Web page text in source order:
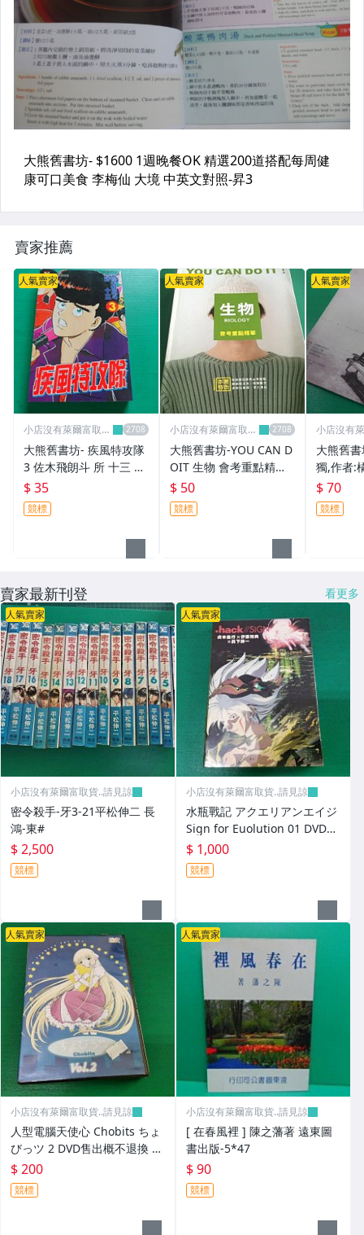
賣家推薦
人氣賣家
小店沒有萊爾富取
大熊舊書坊- 疾風特攻隊
3 佐木飛朗斗 所 十三 東
立 無章釘 -品10
$ 35
競標
人氣賣家
小店沒有萊爾富取
大熊舊書坊-YOU CAN D
OIT 生物 會考重點精華-
101*1
$ 50
競標
人氣賣家
小店沒有
大熊舊
獨,作者:
天
3 -東17
$ 70
競標
賣家最新刊登 看更多
人氣賣家
小店沒有萊爾富取貨..請見諒
密令殺手-牙3-21平松伸二 長
鴻-東#
$ 2,500
競標
人氣賣家
小店沒有萊爾富取貨..請見諒
水瓶戰記 アクエリアンエイジ
Sign for Euolution 01 DVD售
出概不退換
$ 1,000
競標
人氣賣家
小店沒有萊爾富取貨..請見諒
人型電腦天使心 Chobits ちょ
びっツ 2 DVD售出概不退換 未
拆封
$ 200
競標
人氣賣家
小店沒有萊爾富取貨..請見諒
[ 在春風裡 ] 陳之藩著 遠東圖
書出版-5*47
$ 90
競標